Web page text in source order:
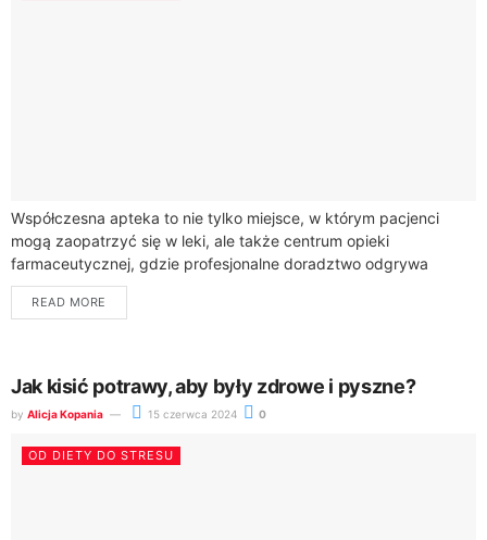
Współczesna apteka to nie tylko miejsce, w którym pacjenci
mogą zaopatrzyć się w leki, ale także centrum opieki
farmaceutycznej, gdzie profesjonalne doradztwo odgrywa
kluczową rolę w procesie leczenia. Farmaceuci, będący...
READ MORE
Jak kisić potrawy, aby były zdrowe i pyszne?
by Alicja Kopania 15 czerwca 2024 0
OD DIETY DO STRESU